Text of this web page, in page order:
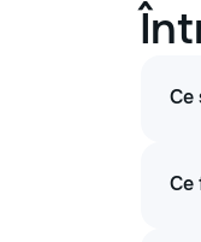
Ce
Ce